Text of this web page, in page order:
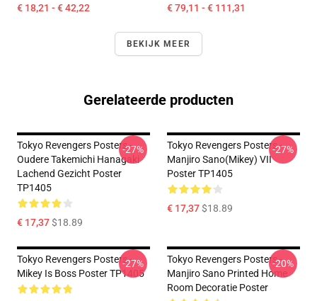
€ 18,21 - € 42,22 € 79,11 - € 111,31
BEKIJK MEER
Gerelateerde producten
Tokyo Revengers Posters -
Oudere Takemichi Hanagaki
Lachend Gezicht Poster
TP1405
€ 17,37$18.89
-27%
Tokyo Revengers Posters -
Manjiro Sano(Mikey) VII
Poster TP1405
€ 17,37$18.89
-27%
Tokyo Revengers Posters -
Mikey Is Boss Poster TP1405
-27%
Tokyo Revengers Posters -
Manjiro Sano Printed Home
Room Decoratie Poster
-20%